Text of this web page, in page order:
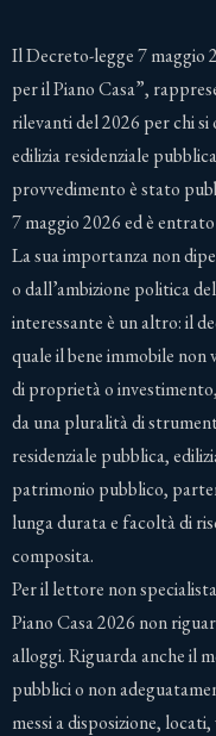
Il Decreto-legge 7 maggio
per il Piano Casa”,
rilevanti del 2026 per chi
edilizia residenziale
provvedimento è stato
7 maggio 2026 ed è
La sua importanza non
o dall’ambizione politica
interessante è un altro: il
quale il bene immobile
di proprietà o
da una pluralità di
residenziale pubblica,
patrimonio pubblico,
lunga durata e facoltà di
composita.
Per il lettore non
Piano Casa 2026 non
alloggi. Riguarda anche il
pubblici o non
messi a disposizione,